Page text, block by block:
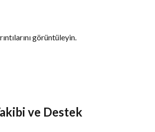
görüntüleyin.
ve Destek